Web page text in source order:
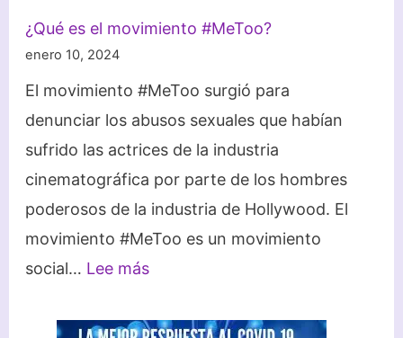
¿Qué es el movimiento #MeToo?
enero 10, 2024
El movimiento #MeToo surgió para
denunciar los abusos sexuales que habían
sufrido las actrices de la industria
cinematográfica por parte de los hombres
poderosos de la industria de Hollywood. El
movimiento #MeToo es un movimiento
social… Lee más:
es